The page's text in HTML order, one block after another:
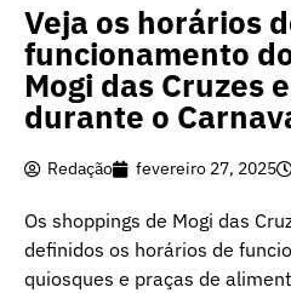
Veja os horários
funcionamento
Mogi das Cruzes
durante o
Redação fevereiro 27, 2025
Os shoppings de Mogi das
definidos os horários de
quiosques e praças de